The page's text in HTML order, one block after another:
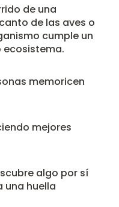
de una
de las aves o
cumple un
ecosistema.
memoricen
mejores
algo por sí
una huella